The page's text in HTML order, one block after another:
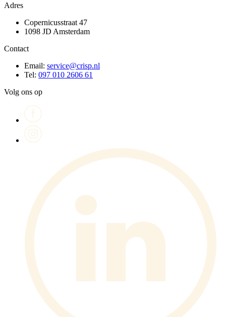
Adres
Copernicusstraat 47
1098 JD Amsterdam
Contact
Email: service@crisp.nl
Tel: 097 010 2606 61
Volg ons op